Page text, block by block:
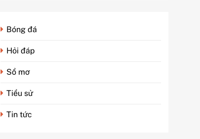
Bóng đá
Hỏi đáp
Sổ mơ
Tiểu sử
Tin tức